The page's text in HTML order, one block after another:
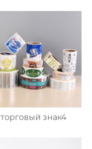
торговый знак4